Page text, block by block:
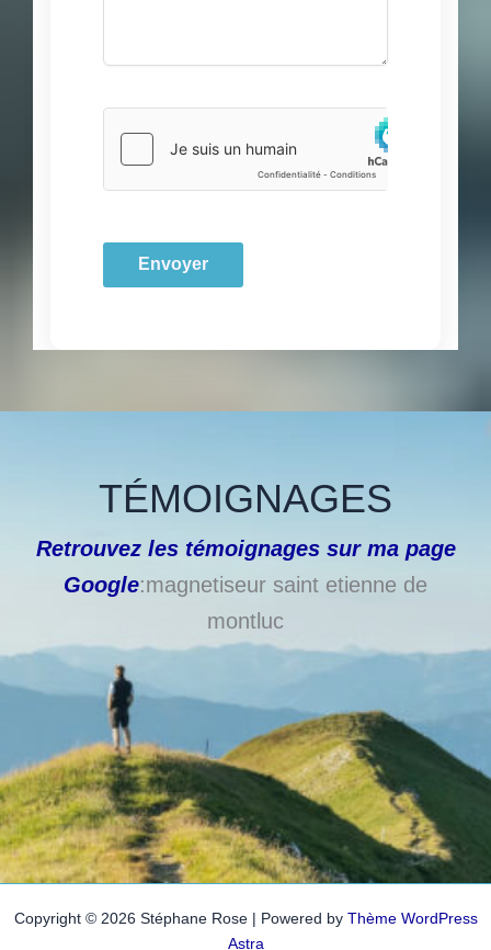
TÉMOIGNAGES
Retrouvez les témoignages sur ma page
Google:magnetiseur saint etienne de
montluc
Copyright © 2026 Stéphane Rose | Powered by Thème WordPress
Astra